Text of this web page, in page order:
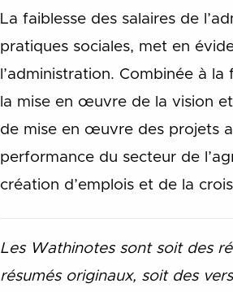
La faiblesse des salaires de
pratiques sociales, met en
l’administration. Combinée à
la mise en œuvre de la vision
de mise en œuvre des projets
performance du secteur de
création d’emplois et de la
Les Wathinotes sont soit des
résumés originaux, soit des